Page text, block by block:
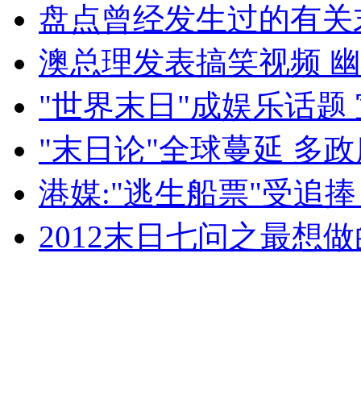
外交部：有关国家言论片面不公正
走！跟着总书记去植树
盘点曾经发生过的有
澳总理发表搞笑视频
"世界末日"成娱乐话题
"末日论"全球蔓延 多
港媒:"逃生船票"受追
2012末日七问之最想